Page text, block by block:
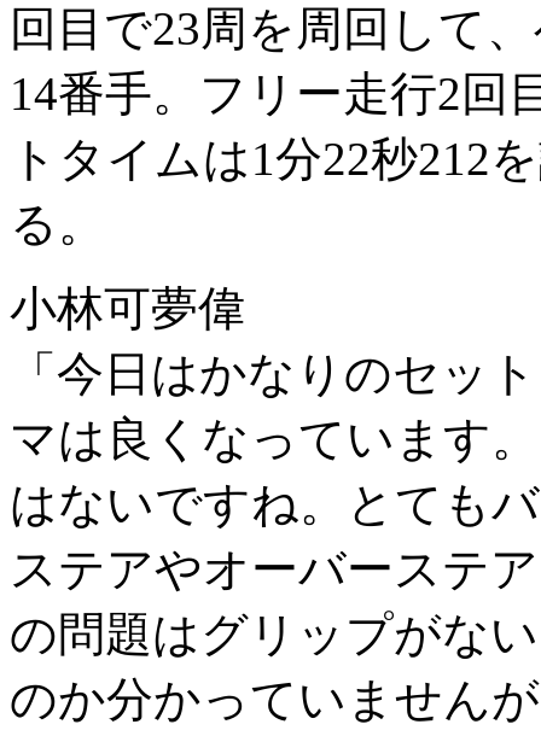
回目で23周を周回して
14番手。フリー走行2回
トタイムは1分22秒212
る。
小林可夢偉
「今日はかなりのセッ
マは良くなっています
はないですね。とても
ステアやオーバーステ
の問題はグリップがな
のか分かっていません